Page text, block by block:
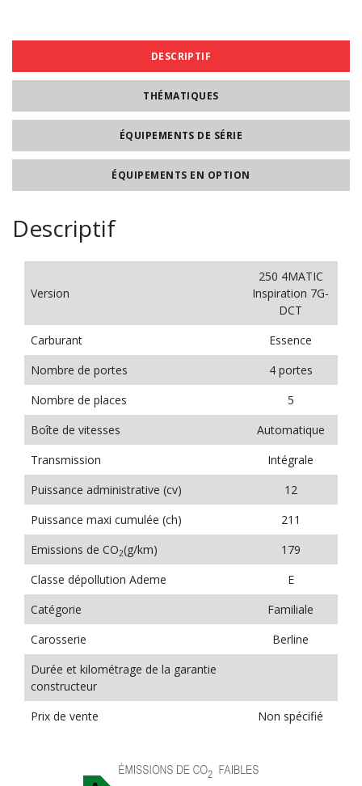
DESCRIPTIF
THÉMATIQUES
ÉQUIPEMENTS DE SÉRIE
ÉQUIPEMENTS EN OPTION
Descriptif
Version
250 4MATIC
Inspiration 7G-
DCT
Carburant
Essence
Nombre de portes
4 portes
Nombre de places
5
Boîte de vitesses
Automatique
Transmission
Intégrale
Puissance administrative (cv)
12
Puissance maxi cumulée (ch)
211
Emissions de CO2(g/km)
179
Classe dépollution Ademe
E
Catégorie
Familiale
Carosserie
Berline
Durée et kilométrage de la garantie
constructeur
Prix de vente
Non spécifié